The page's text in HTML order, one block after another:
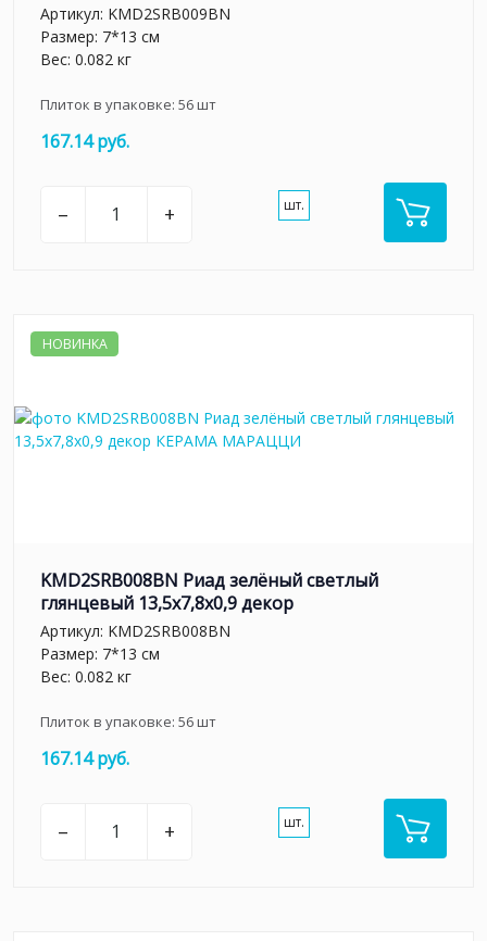
Артикул: KMD2SRB009BN
Размер: 7*13 см
Вес: 0.082 кг
Плиток в упаковке: 56шт
167.14 руб.
– + шт.
НОВИНКА
KMD2SRB008BN Риад зелёный светлый
глянцевый 13,5x7,8x0,9 декор
Артикул: KMD2SRB008BN
Размер: 7*13 см
Вес: 0.082 кг
Плиток в упаковке: 56шт
167.14 руб.
– + шт.